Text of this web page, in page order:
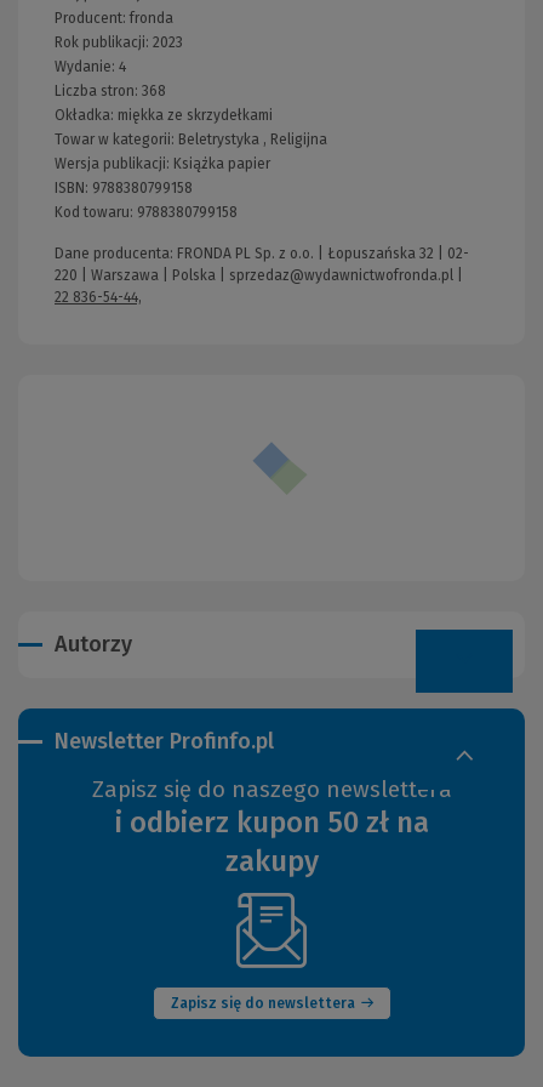
Producent:fronda
Rok publikacji: 2023
Wydanie: 4
Liczba stron: 368
Okładka: miękka ze skrzydełkami
Towar w kategorii: Beletrystyka , Religijna
Wersja publikacji: Książka papier
ISBN: 9788380799158
Kod towaru: 9788380799158
Dane producenta: FRONDA PL Sp. z o.o. | Łopuszańska 32 | 02-
220 | Warszawa | Polska | sprzedaz@wydawnictwofronda.pl
22 836-54-44,
Autorzy
Newsletter Profinfo.pl
Zapisz się do naszego newslettera
i odbierz kupon 50 zł na
zakupy
Zapisz się do newslettera
(Nowe
okno)